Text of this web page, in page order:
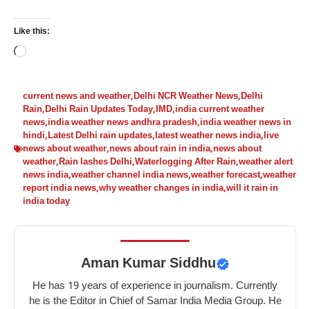
Like this:
Loading…
current news and weather,Delhi NCR Weather News,Delhi
Rain,Delhi Rain Updates Today,IMD,india current weather
news,india weather news andhra pradesh,india weather news in
hindi,Latest Delhi rain updates,latest weather news india,live
news about weather,news about rain in india,news about
weather,Rain lashes Delhi,Waterlogging After Rain,weather alert
news india,weather channel india news,weather forecast,weather
report india news,why weather changes in india,will it rain in
india today
Aman Kumar Siddhu
He has 19 years of experience in journalism. Currently
he is the Editor in Chief of Samar India Media Group. He